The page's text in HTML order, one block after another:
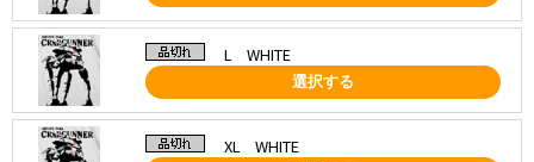
L WHITE
選択する
XL WHITE